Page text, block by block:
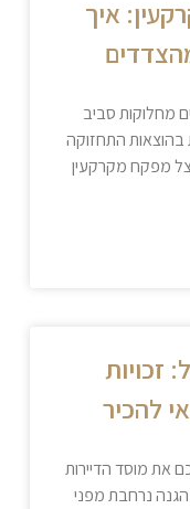
איך
מחלוקות סביב
התחזוקה
מפקח מקרקעין
זכויות
להכיר
את מוסד הדיירות
נרחבת מפני